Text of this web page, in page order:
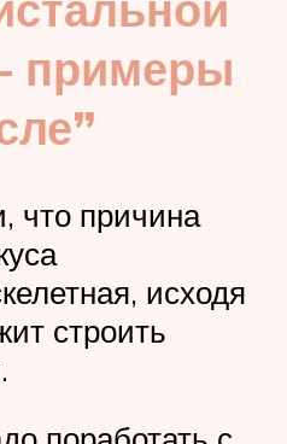
примеры
что причина
исходя
строить